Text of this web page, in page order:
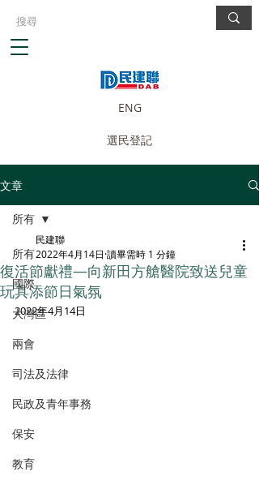
ENG
選民登記
文章
所有
國際
大灣區
兩會
司法及法律
民政及青年事務
保安
教育
所有
復活節獻禮—向新田方艙醫院致送兒童
玩具添節日氣氛
民建聯
2022年4月14日 讀畢需時 1 分鐘
2022年4月14日